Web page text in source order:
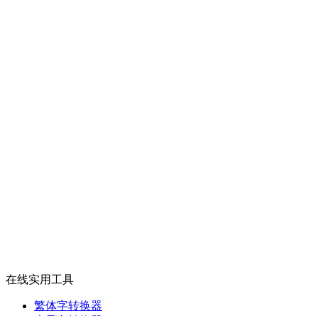
在线实用工具
繁体字转换器